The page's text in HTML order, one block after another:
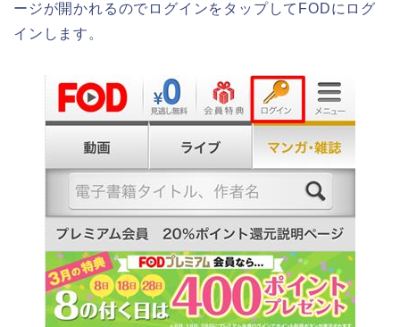
ージが開かれるのでログインをタップしてFODにログ
インします。